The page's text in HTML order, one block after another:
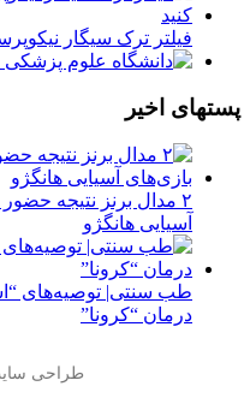
فیلتر ترک سیگار
پستهای اخیر
آسیایی هانگژو
طب سنتی| توصیه‌‌های
درمان “کرونا”